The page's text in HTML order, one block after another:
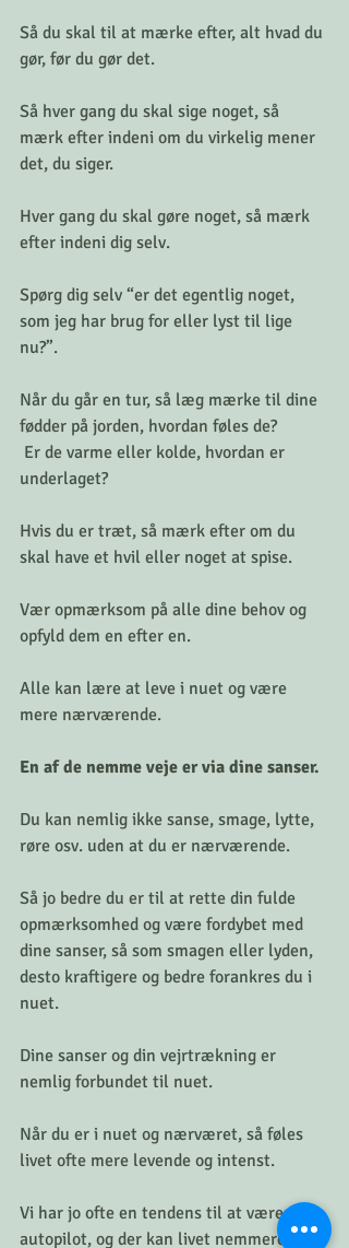
Så du skal til at mærke efter, alt hvad du
gør, før du gør det.
Så hver gang du skal sige noget, så
mærk efter indeni om du virkelig mener
det, du siger.
Hver gang du skal gøre noget, så mærk
efter indeni dig selv.
Spørg dig selv “er det egentlig noget,
som jeg har brug for eller lyst til lige
nu?”.
Når du går en tur, så læg mærke til dine
fødder på jorden, hvordan føles de?
underlaget?
Hvis du er træt, så mærk efter om du
skal have et hvil eller noget at spise.
Vær opmærksom på alle dine behov og
opfyld dem en efter en.
Alle kan lære at leve i nuet og være
mere nærværende.
En af de nemme veje er via dine sanser.
Du kan nemlig ikke sanse, smage, lytte,
røre osv. uden at du er nærværende.
Så jo bedre du er til at rette din fulde
opmærksomhed og være fordybet med
dine sanser, så som smagen eller lyden,
desto kraftigere og bedre forankres du i
nuet.
Dine sanser og din vejrtrækning er
nemlig forbundet til nuet.
Når du er i nuet og nærværet, så føles
livet ofte mere levende og intenst.
Vi har jo ofte en tendens til at være på
autopilot, og der kan livet nemmere